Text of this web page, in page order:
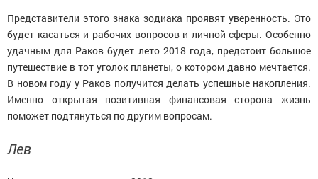
Представители этого знака зодиака проявят уверенность. Это
будет касаться и рабочих вопросов и личной сферы. Особенно
удачным для Раков будет лето 2018 года, предстоит большое
путешествие в тот уголок планеты, о котором давно мечтается.
В новом году у Раков получится делать успешные накопления.
Именно открытая позитивная финансовая сторона жизнь
поможет подтянуться по другим вопросам.
Лев